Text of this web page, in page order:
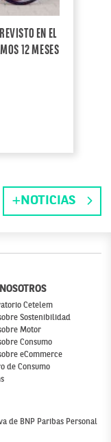
EN EL
12 MESES
NOTICIAS
Cetelem
Sostenibilidad
Motor
Consumo
eCommerce
de Consumo
de BNP Paribas Personal